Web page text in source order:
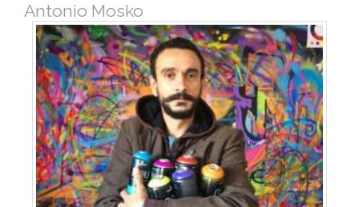
Antonio Mosko